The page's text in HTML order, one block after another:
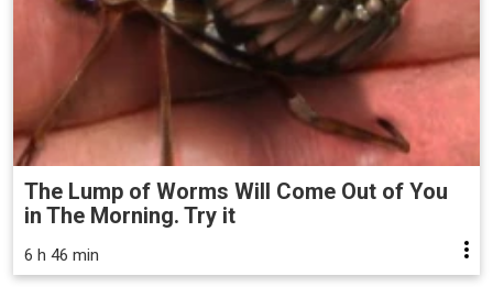
The Lump of Worms Will Come Out of You
in The Morning. Try it
6 h 46 min